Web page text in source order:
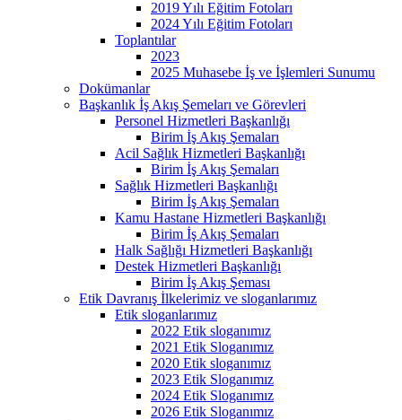
2019 Yılı Eğitim Fotoları
2024 Yılı Eğitim Fotoları
Toplantılar
2023
2025 Muhasebe İş ve İşlemleri Sunumu
Dokümanlar
Başkanlık İş Akış Şemeları ve Görevleri
Personel Hizmetleri Başkanlığı
Birim İş Akış Şemaları
Acil Sağlık Hizmetleri Başkanlığı
Birim İş Akış Şemaları
Sağlık Hizmetleri Başkanlığı
Birim İş Akış Şemaları
Kamu Hastane Hizmetleri Başkanlığı
Birim İş Akış Şemaları
Halk Sağlığı Hizmetleri Başkanlığı
Destek Hizmetleri Başkanlığı
Birim İş Akış Şeması
Etik Davranış İlkelerimiz ve sloganlarımız
Etik sloganlarımız
2022 Etik sloganımız
2021 Etik Sloganımız
2020 Etik sloganımız
2023 Etik Sloganımız
2024 Etik Sloganımız
2026 Etik Sloganımız